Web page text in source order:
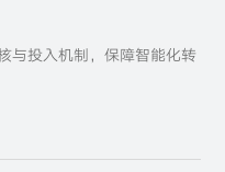
与投入机制，保障智能化转